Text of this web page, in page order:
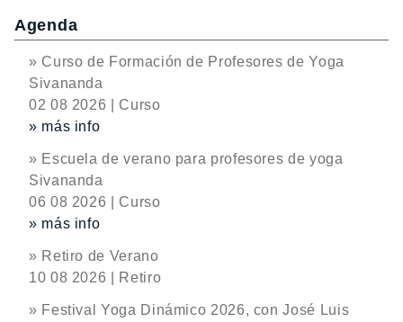
Agenda
» Curso de Formación de Profesores de Yoga
Sivananda
02 08 2026 | Curso
» más info
» Escuela de verano para profesores de yoga
Sivananda
06 08 2026 | Curso
» más info
» Retiro de Verano
10 08 2026 | Retiro
» Festival Yoga Dinámico 2026, con José Luis